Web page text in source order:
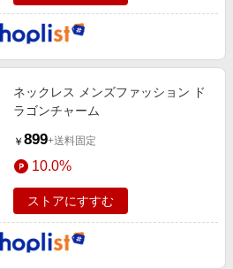
ネックレス メンズファッション ド
ラゴンチャーム
￥ 899+送料固定
10.0%
ストアにすすむ